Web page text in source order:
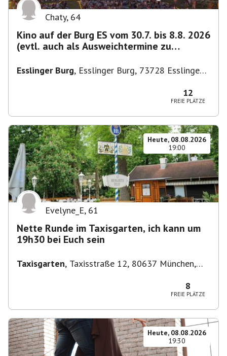
Chaty, 64
Kino auf der Burg ES vom 30.7. bis 8.8. 2026
(evtl. auch als Ausweichtermine zu
Esslinger Burg, Esslinger Burg, 73728 Esslingen
12
FREIE PLÄTZE
Heute, 08.08.2026
19:00
Evelyne_E, 61
Nette Runde im Taxisgarten, ich kann um
19h30 bei Euch sein
Taxisgarten, Taxisstraße 12, 80637 München,
8
FREIE PLÄTZE
Heute, 08.08.2026
19:30